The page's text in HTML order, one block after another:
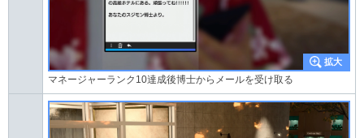
マネージャーランク10達成後博士からメールを受け取る